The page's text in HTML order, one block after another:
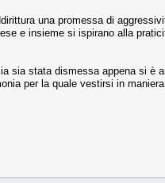
una promessa di
e insieme si ispirano alla
sia stata dismessa appena si
per la quale vestirsi in